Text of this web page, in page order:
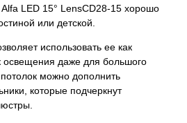
LED 15° LensCD28-15 хорошо
или детской.
использовать ее как
освещения даже для большого
можно дополнить
которые подчеркнут